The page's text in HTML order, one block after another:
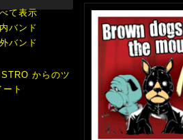
からのツ
ート